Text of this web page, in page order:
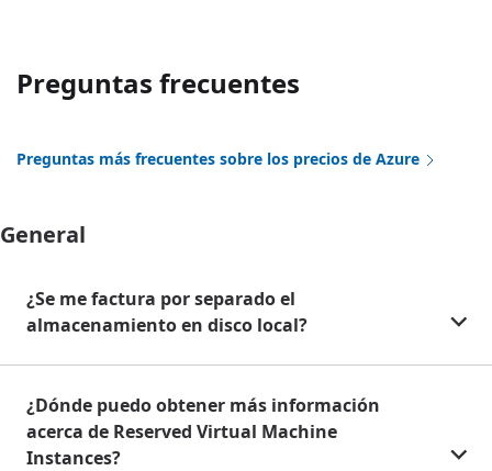
Preguntas frecuentes
Preguntas más frecuentes sobre los precios de Azure
General
¿Se me factura por separado el
almacenamiento en disco local?
¿Dónde puedo obtener más información
acerca de Reserved Virtual Machine
Instances?